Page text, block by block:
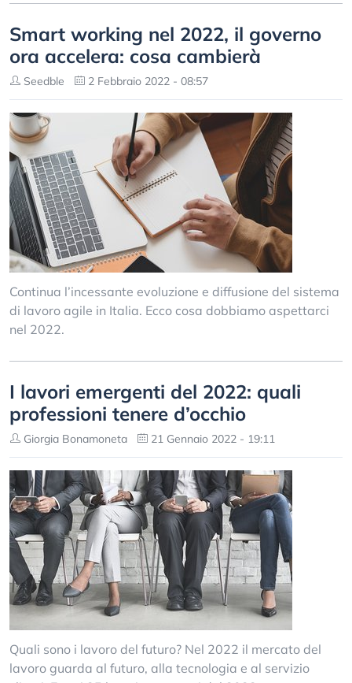
Smart working nel 2022, il governo
ora accelera: cosa cambierà
Seedble 2 Febbraio 2022 - 08:57
Continua l’incessante evoluzione e diffusione del sistema
di lavoro agile in Italia. Ecco cosa dobbiamo aspettarci
nel 2022.
I lavori emergenti del 2022: quali
professioni tenere d’occhio
Giorgia Bonamoneta 21 Gennaio 2022 - 19:11
Quali sono i lavoro del futuro? Nel 2022 il mercato del
lavoro guarda al futuro, alla tecnologia e al servizio